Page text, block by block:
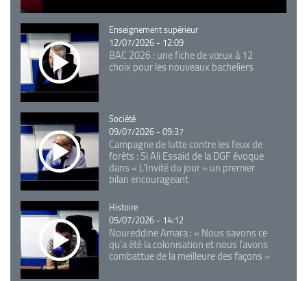
Catégorie
Enseignement supérieur
12/07/2026 - 12:09
BAC 2026 : une fiche de vœux à 12
choix pour les nouveaux bacheliers
Catégorie
Société
09/07/2026 - 09:37
Campagne de lutte contre les feux de
forêts : Si Ali Essaid de la DGF évoque
dans « L'Invité du jour » un premier
bilan encourageant
Catégorie
Histoire
05/07/2026 - 14:12
Noureddine Amara : « Nous savons ce
qu’a été la colonisation et nous l’avons
combattue de la meilleure des façons »